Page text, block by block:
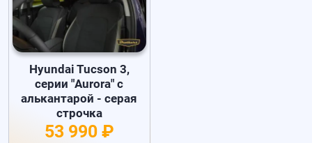
Hyundai Tucson 3,
серии "Aurora" с
алькантарой - серая
строчка
53 990 ₽